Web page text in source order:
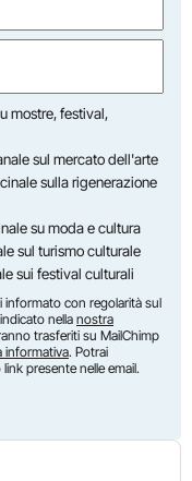
mostre, festival,
sul mercato dell'arte
sulla rigenerazione
su moda e cultura
sul turismo culturale
sui festival culturali
informato con regolarità sul
nella nostra
trasferiti su MailChimp
informativa. Potrai
presente nelle email.